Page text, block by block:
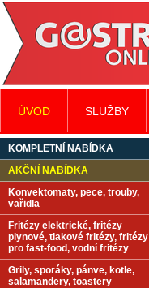
KOMPLETNÍ NABÍDKA
AKČNÍ NABÍDKA
Konvektomaty, pece, trouby,
vařidla
Fritézy elektrické, fritézy
plynové, tlakové fritézy, fritézy
pro fast-food, vodní fritézy
Grily, sporáky, pánve, kotle,
salamandery, toastery
ÚVOD SLUŽBY